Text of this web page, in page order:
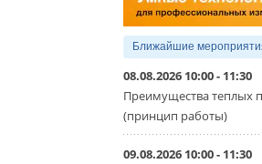
Ближайшие
08.08.2026 10:00 - 11:30
Преимущества теплых
(принцип работы)
09.08.2026 10:00 - 11:30